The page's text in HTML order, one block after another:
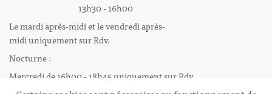
13h30 - 16h00
Le mardi après-midi et le vendredi après-
midi uniquement sur Rdv.
Nocturne :
Mercredi de 16h00 - 18h45 uniquement sur Rdv